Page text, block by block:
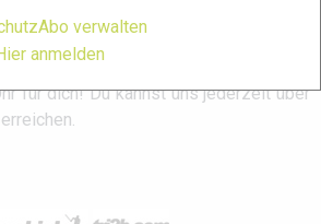
wissen solltest.
oder Profi-Sportler, wir haben
für dich! Du kannst uns jederzeit über
erreichen.
Abo verwalten
anmelden